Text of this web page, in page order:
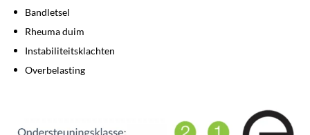
Bandletsel
Rheuma duim
Instabiliteitsklachten
Overbelasting